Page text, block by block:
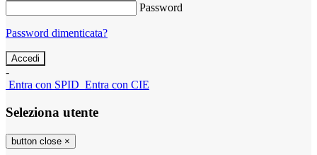
Password
Password dimenticata?
-
Entra con SPID Entra con CIE
Seleziona utente
button close ×